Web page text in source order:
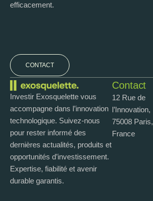
efficacement.
CONTACT
Investir Exosquelette vous
accompagne dans l’innovation
technologique. Suivez-nous
pour rester informé des
dernières actualités, produits et
opportunités d’investissement.
Expertise, fiabilité et avenir
durable garantis.
Contact
12 Rue de
l’Innovation,
75008 Paris,
France